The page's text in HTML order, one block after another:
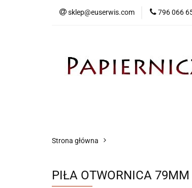
sklep@euserwis.com 796 066
Strona główna
PIŁA OTWORNICA 79MM